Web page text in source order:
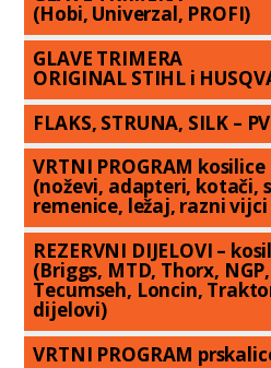
(Hobi, Univerzal, PROFI)
GLAVE TRIMERA
ORIGINAL STIHL i
FLAKS, STRUNA, SILK –
VRTNI PROGRAM kosilice
(noževi, adapteri, kotači,
remenice, ležaj, razni vijci
REZERVNI DIJELOVI –
(Briggs, MTD, Thorx, NGP,
Tecumseh, Loncin,
dijelovi)
VRTNI PROGRAM